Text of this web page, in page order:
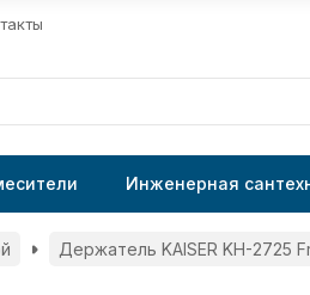
Инженерная
Держатель KAISER KH-2725